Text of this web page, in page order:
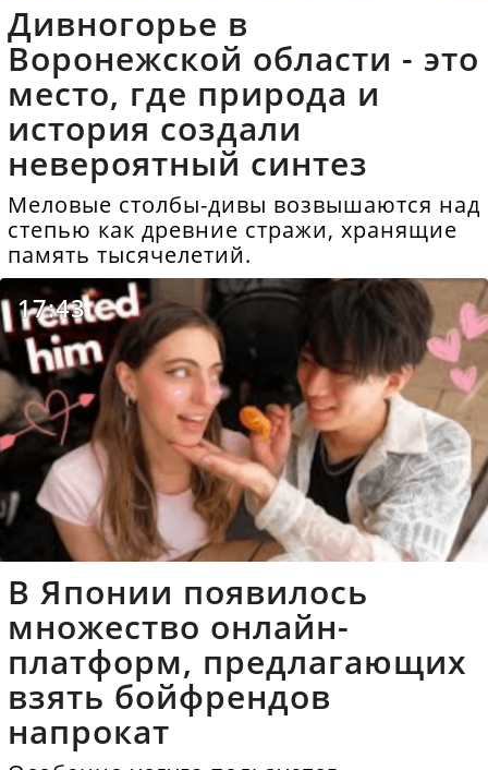
Дивногорье в
Воронежской области - это
место, где природа и
история создали
невероятный синтез
Меловые столбы-дивы возвышаются над
степью как древние стражи, хранящие
память тысячелетий.
17:43
В Японии появилось
множество онлайн-
платформ, предлагающих
взять бойфрендов
напрокат